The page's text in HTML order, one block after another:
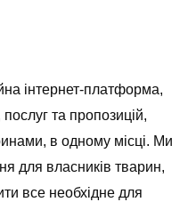
інтернет-платформа,
та пропозицій,
в одному місці. Ми
для власників тварин,
все необхідне для